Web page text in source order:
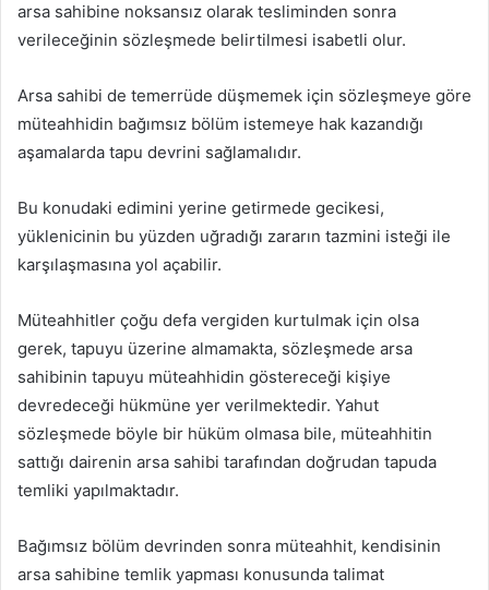
arsa sahibine noksansız olarak tesliminden sonra
verileceğinin sözleşmede belirtilmesi isabetli olur.
Arsa sahibi de temerrüde düşmemek için sözleşmeye göre
müteahhidin bağımsız bölüm istemeye hak kazandığı
aşamalarda tapu devrini sağlamalıdır.
Bu konudaki edimini yerine getirmede gecikesi,
yüklenicinin bu yüzden uğradığı zararın tazmini isteği ile
karşılaşmasına yol açabilir.
Müteahhitler çoğu defa vergiden kurtulmak için olsa
gerek, tapuyu üzerine almamakta, sözleşmede arsa
sahibinin tapuyu müteahhidin göstereceği kişiye
devredeceği hükmüne yer verilmektedir. Yahut
sözleşmede böyle bir hüküm olmasa bile, müteahhitin
sattığı dairenin arsa sahibi tarafından doğrudan tapuda
temliki yapılmaktadır.
Bağımsız bölüm devrinden sonra müteahhit, kendisinin
arsa sahibine temlik yapması konusunda talimat